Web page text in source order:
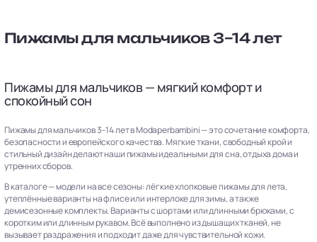
Пижамы для мальчиков 3–14 лет
Пижамы для мальчиков — мягкий комфорт и
спокойный сон
Пижамы для мальчиков 3–14 лет в Modaperbambini — это сочетание комфорта,
безопасности и европейского качества. Мягкие ткани, свободный крой и
стильный дизайн делают наши пижамы идеальными для сна, отдыха дома и
утренних сборов.
В каталоге — модели на все сезоны: лёгкие хлопковые пижамы для лета,
утеплённые варианты на флисе или интерлоке для зимы, а также
демисезонные комплекты. Варианты с шортами или длинными брюками, с
коротким или длинным рукавом. Всё выполнено из дышащих тканей, не
вызывает раздражения и подходит даже для чувствительной кожи.